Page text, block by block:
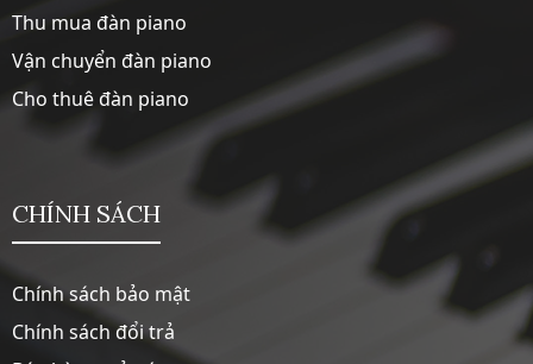
Thu mua đàn piano
Vận chuyển đàn piano
Cho thuê đàn piano
CHÍNH SÁCH
Chính sách bảo mật
Chính sách đổi trả